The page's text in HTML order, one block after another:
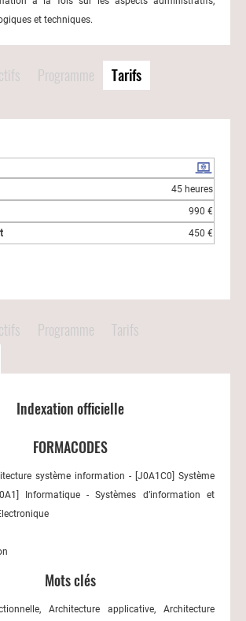
et techniques.
Programme
Tarifs
45 heures
990 €
450 €
Programme
Tarifs
Indexation officielle
FORMACODES
système information - [J0A1C0] Système
Informatique - Systèmes d’information et
Mots clés
Architecture applicative, Architecture